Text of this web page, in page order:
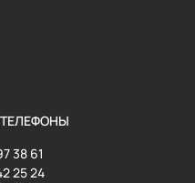
38 61
25 24